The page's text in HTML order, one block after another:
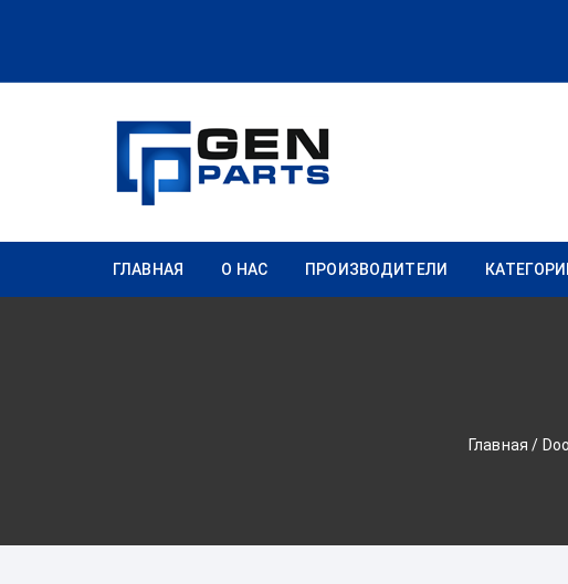
ГЛАВНАЯ О НАС ПРОИЗВОДИТЕЛИ
Главная /